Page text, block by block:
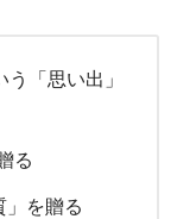
う「思い出」
る
」を贈る